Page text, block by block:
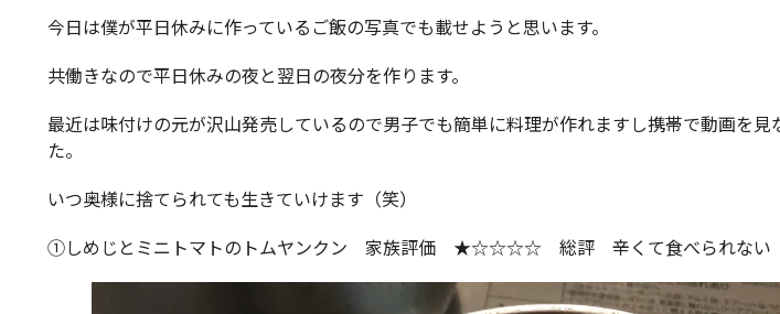
今日は僕が平日休みに作っているご飯の写真でも載せようと思います。
共働きなので平日休みの夜と翌日の夜分を作ります。
最近は味付けの元が沢山発売しているので男子でも簡単に料理が作れますし携帯で動画を
た。
いつ奥様に捨てられても生きていけます（笑）
①しめじとミニトマトのトムヤンクン 家族評価 ★☆☆☆☆ 総評 辛くて食べられない